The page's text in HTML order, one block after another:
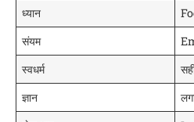
ध्यान
संयम
स्वधर्म
ज्ञान